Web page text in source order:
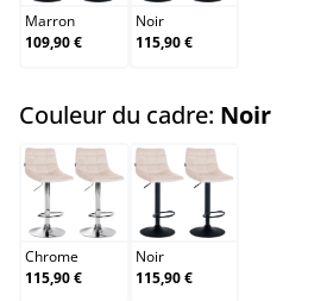
Marron
109,90 €
Noir
115,90 €
Couleur du cadre: Noirselect
Chrome
Chrome
115,90 €
Noir
Noir
115,90 €